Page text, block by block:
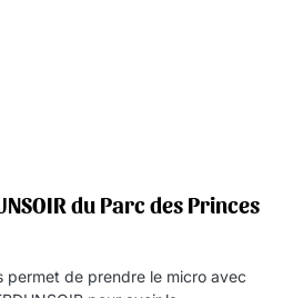
du Parc des Princes
permet de prendre le micro avec